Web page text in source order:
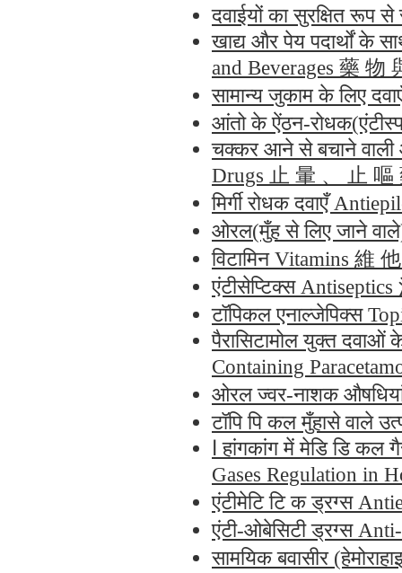
दवाईयों का सुरक्षित
खाद्य और पेय पदार्थों के
and Beverages 藥
सामान्य जुकाम के लिए
आंतो के ऐंठन-
चक्कर आने से बचाने वाली
Drugs 止 暈 、 止 嘔
मिर्गी रोधक दवाएँ
ओरल(मुँह से लिए जाने
विटामिन Vitamins 維
एंटीसेप्टिक्स
टॉपिकल एनाल्जेपिक्स
पैरासिटामोल युक्त
Containing
ओरल ज्वर-नाशक
टॉपि पि कल मुँहासे वाले
ا हांगकांग में मेडि डि कल गैस वि वि नि नि यमन का अवलोकन Overview of Medical
Gases Regulation in
एंटीमेटि टि क ड्रग्स
एंटी-ओबेसिटी ड्रग्स
सामयिक बवासीर